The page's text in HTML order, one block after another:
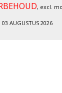
, excl.
03 AUGUSTUS 2026